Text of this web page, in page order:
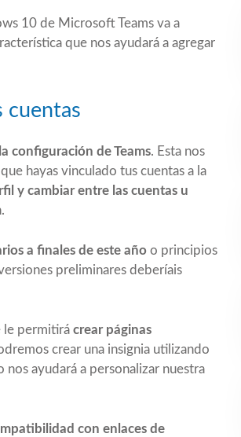
10 de Microsoft Teams va a
que nos ayudará a agregar
cuentas
configuración de Teams. Esta nos
hayas vinculado tus cuentas a la
y cambiar entre las cuentas u
a finales de este año o principios
preliminares deberíais
le permitirá crear páginas
crear una insignia utilizando
ayudará a personalizar nuestra
con enlaces de